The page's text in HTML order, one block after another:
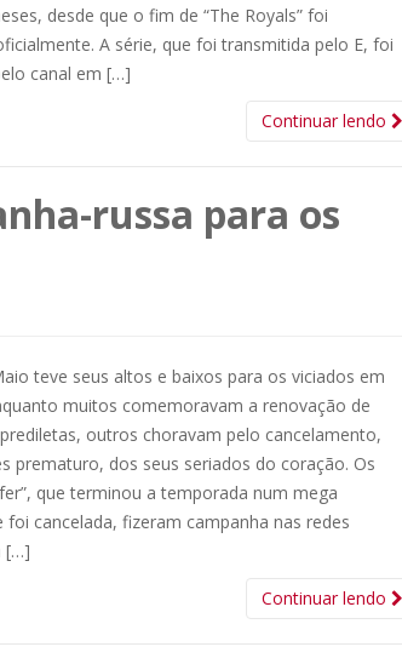
desde que o fim de “The Royals” foi
A série, que foi transmitida pelo E, foi
canal em […]
Continuar lendo
russa para os
teve seus altos e baixos para os viciados em
muitos comemoravam a renovação de
outros choravam pelo cancelamento,
prematuro, dos seus seriados do coração. Os
que terminou a temporada num mega
foi cancelada, fizeram campanha nas redes
[…]
Continuar lendo